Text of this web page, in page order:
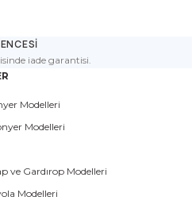
iade garantisi.
Modelleri
Modelleri
ve Gardırop Modelleri
Modelleri